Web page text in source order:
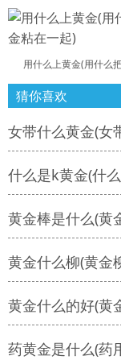
用什么上黄金(用什么
猜你喜欢
女带什么黄金(女
什么是k黄金(什
黄金棒是什么(黄
黄金什么柳(黄金
黄金什么的好(黄
药黄金是什么(药